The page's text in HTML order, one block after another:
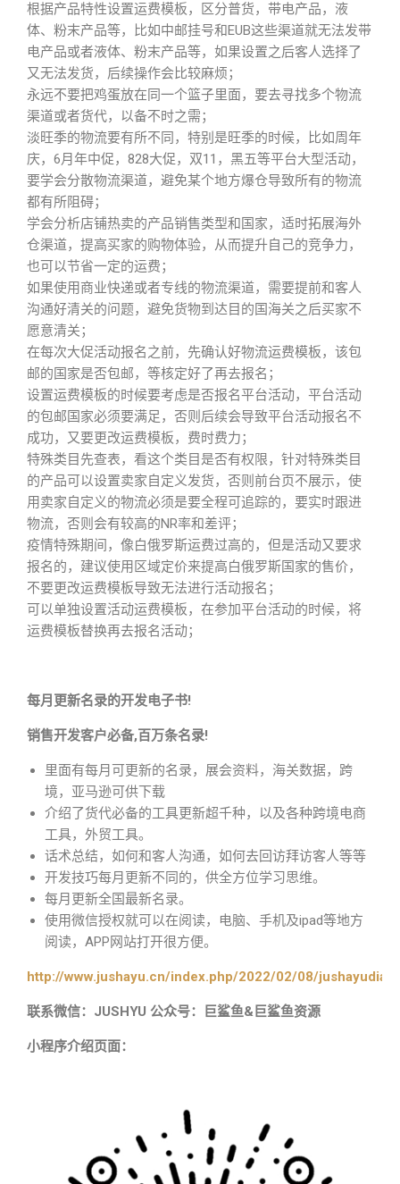
根据产品特性设置运费模板，区分普货，带电产品，液
体、粉末产品等，比如中邮挂号和EUB这些渠道就无法发带
电产品或者液体、粉末产品等，如果设置之后客人选择了
又无法发货，后续操作会比较麻烦；
永远不要把鸡蛋放在同一个篮子里面，要去寻找多个物流
渠道或者货代，以备不时之需；
淡旺季的物流要有所不同，特别是旺季的时候，比如周年
庆，6月年中促，828大促，双11，黑五等平台大型活动，
要学会分散物流渠道，避免某个地方爆仓导致所有的物流
都有所阻碍；
学会分析店铺热卖的产品销售类型和国家，适时拓展海外
仓渠道，提高买家的购物体验，从而提升自己的竞争力，
也可以节省一定的运费；
如果使用商业快递或者专线的物流渠道，需要提前和客人
沟通好清关的问题，避免货物到达目的国海关之后买家不
愿意清关；
在每次大促活动报名之前，先确认好物流运费模板，该包
邮的国家是否包邮，等核定好了再去报名；
设置运费模板的时候要考虑是否报名平台活动，平台活动
的包邮国家必须要满足，否则后续会导致平台活动报名不
成功，又要更改运费模板，费时费力；
特殊类目先查表，看这个类目是否有权限，针对特殊类目
的产品可以设置卖家自定义发货，否则前台页不展示，使
用卖家自定义的物流必须是要全程可追踪的，要实时跟进
物流，否则会有较高的NR率和差评；
疫情特殊期间，像白俄罗斯运费过高的，但是活动又要求
报名的，建议使用区域定价来提高白俄罗斯国家的售价，
不要更改运费模板导致无法进行活动报名；
可以单独设置活动运费模板，在参加平台活动的时候，将
运费模板替换再去报名活动；
每月更新名录的开发电子书!
销售开发客户必备,百万条名录!
里面有每月可更新的名录，展会资料，海关数据，跨
境，亚马逊可供下载
介绍了货代必备的工具更新超千种，以及各种跨境电商
工具，外贸工具。
话术总结，如何和客人沟通，如何去回访拜访客人等等
开发技巧每月更新不同的，供全方位学习思维。
每月更新全国最新名录。
使用微信授权就可以在阅读，电脑、手机及ipad等地方
阅读，APP网站打开很方便。
http://www.jushayu.cn/index.php/2022/02/08/
联系微信：JUSHYU 公众号：巨鲨鱼&巨鲨鱼资源
小程序介绍页面：